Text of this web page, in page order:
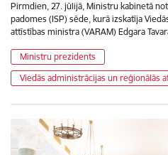
Pirmdien, 27. jūlijā, Ministru kabinetā
padomes (ISP) sēde, kurā izskatīja
attīstības ministra (VARAM) Edgara
Ministru prezidents
Viedās administrācijas un reģionālās